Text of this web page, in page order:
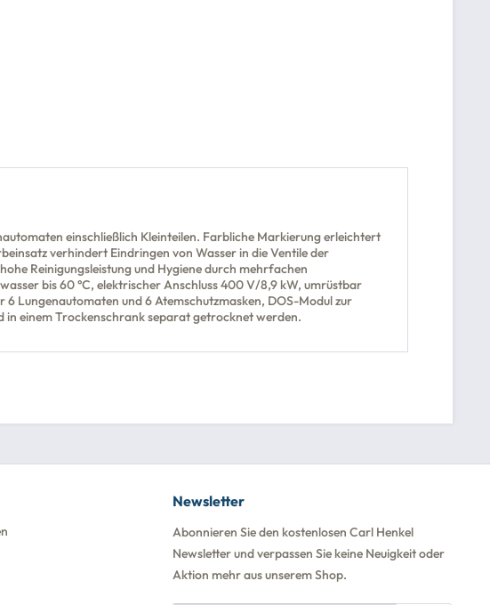
einschließlich Kleinteilen. Farbliche Markierung erleichtert
verhindert Eindringen von Wasser in die Ventile der
Reinigungsleistung und Hygiene durch mehrfachen
bis 60 °C, elektrischer Anschluss 400 V/8,9 kW, umrüstbar
Lungenautomaten und 6 Atemschutzmasken, DOS-Modul zur
in einem Trockenschrank separat getrocknet werden.
Newsletter
Abonnieren Sie den kostenlosen Carl Henkel
Newsletter und verpassen Sie keine Neuigkeit oder
Aktion mehr aus unserem Shop.